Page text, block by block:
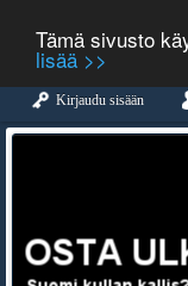
Tämä sivusto
lisää >>
Kirjaudu sisään